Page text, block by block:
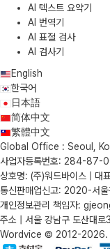
AI 텍스트 요약기
AI 번역기
AI 표절 검사
AI 검사기
English
한국어
日本語
简体中文
繁體中文
Global Office : Seoul,
사업자등록번호: 284-87-
상호명: (주)워드바이스 | 대
통신판매업신고: 2020-서
개인정보관리 책임자:
주소 | 서울 강남구 도산대
Wordvice © 2012-2026.